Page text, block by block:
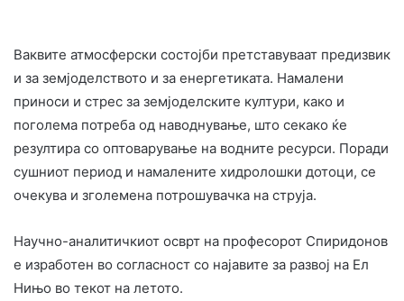
Ваквите атмосферски состојби претставуваат предизвик
и за земјоделството и за енергетиката. Намалени
приноси и стрес за земјоделските култури, како и
поголема потреба од наводнување, што секако ќе
резултира со оптоварување на водните ресурси. Поради
сушниот период и намалените хидролошки дотоци, се
очекува и зголемена потрошувачка на струја.
Научно-аналитичкиот осврт на професорот Спиридонов
е изработен во согласност со најавите за развој на Ел
Нињо во текот на летото.